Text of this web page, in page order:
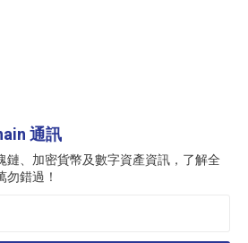
通訊
鏈、加密貨幣及數字資產資訊，了解全
錯過！